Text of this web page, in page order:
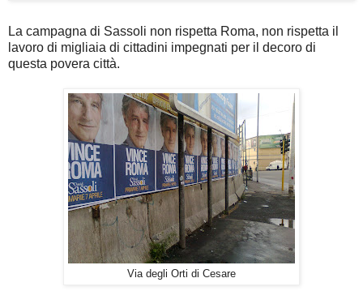
La campagna di Sassoli non rispetta Roma, non rispetta il
lavoro di migliaia di cittadini impegnati per il decoro di
questa povera città.
Via degli Orti di Cesare